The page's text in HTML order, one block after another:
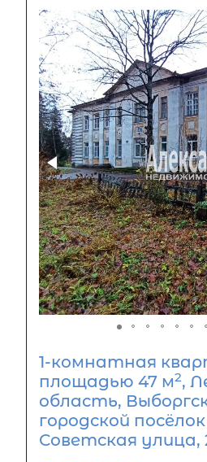
1-комнатная
площадью 47 м2,
область,
городской
Советская улица,